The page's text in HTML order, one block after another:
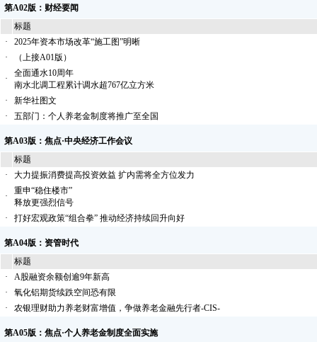
第A02版：财经要闻
标题
·
2025年资本市场改革“施工图”明晰
·
（上接A01版）
·
全面通水10周年
南水北调工程累计调水超767亿立方米
·
新华社图文
·
五部门：个人养老金制度将推广至全国
第A03版：焦点·中央经济工作会议
标题
·
大力提振消费提高投资效益 扩内需将全方位发力
·
重申“稳住楼市”
释放更强烈信号
·
打好宏观政策“组合拳” 推动经济持续回升向好
第A04版：资管时代
标题
·
A股融资余额创逾9年新高
·
氧化铝期货续跌空间恐有限
·
农银理财助力养老财富增值，争做养老金融先行者-CIS-
第A05版：焦点·个人养老金制度全面实施